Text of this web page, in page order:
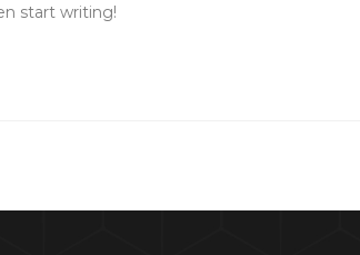
start writing!